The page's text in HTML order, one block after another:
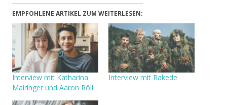
EMPFOHLENE ARTIKEL ZUM WEITERLESEN:
Interview mit Katharina
Mairinger und Aaron Röll
Interview mit Rakede